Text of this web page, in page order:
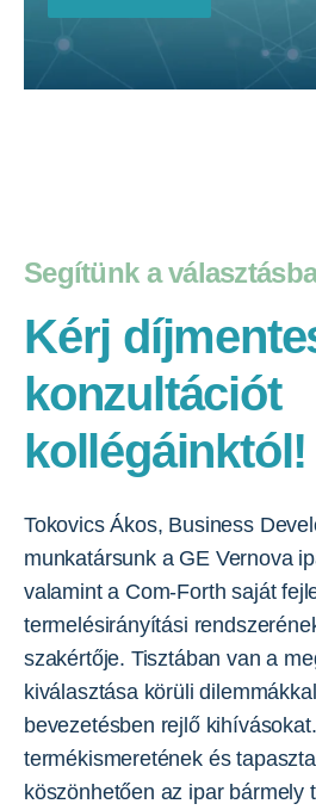
Segítünk a
Kérj
konzultációt
kollégáinktól!
Tokovics Ákos, Business
munkatársunk a GE Vernova
valamint a Com-Forth saját
termelésirányítási
szakértője. Tisztában van a
kiválasztása körüli
bevezetésben rejlő
termékismeretének és
köszönhetően az ipar bármely